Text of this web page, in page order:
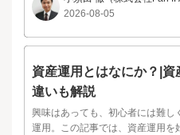
はつみたて投資枠が120万円、成
万円、合計で最大360万円になり
て投資枠と成長投資枠を同時に活
になりました。つみたて投資枠で
商品は旧制度のつみたてNISAの
ように、金融庁が定めた長期の積
に適した投資信託です。一方、成
制度の一般NISAと対象商品はほと
個別株とよばれる日本株式や外国
も利用しながら、どのように投資
てみるのもいいかもしれません。
省 令和5年度税制改正の大綱※
可能性もあります。そのため、最
融庁のサイトから確認しましょう
は、一般NISA・つみたてNISA・
の3種類で、それぞれ、非課税期間
条件や特徴が異なっていました。
しながら進めたい」このように、
金の運用やセカンドライフに向け
って、直接アドバイザーと話し合
楽天証券に直接足を運んで相談で
あるのでしょうか。結論からお伝
天証券自身が直接運営する「実店
りません。それでも、楽天証券の
ながら、対面で個別の資産運用相
2026-08-05
資産運用とはなにか？|資
違いも解説
興味はあっても、初心者には難し
運用。この記事では、資産運用を